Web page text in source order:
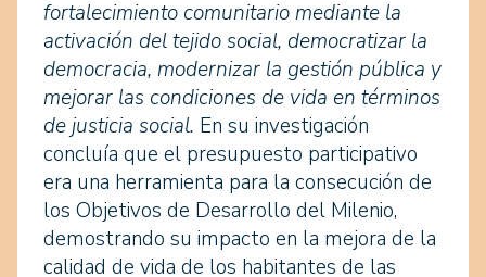
fortalecimiento comunitario mediante la
activación del tejido social, democratizar la
democracia, modernizar la gestión pública y
mejorar las condiciones de vida en términos
de justicia social. En su investigación
concluía que el presupuesto participativo
era una herramienta para la consecución de
los Objetivos de Desarrollo del Milenio,
demostrando su impacto en la mejora de la
calidad de vida de los habitantes de las